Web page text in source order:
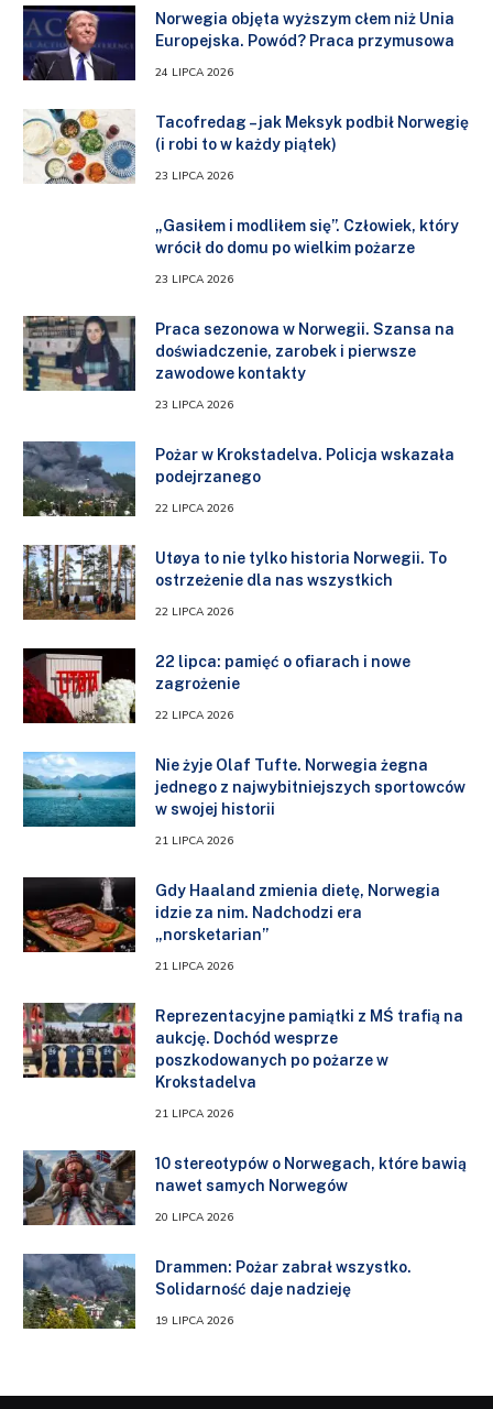
Norwegia objęta wyższym cłem niż Unia
Europejska. Powód? Praca przymusowa
24 LIPCA 2026
Tacofredag – jak Meksyk podbił Norwegię
(i robi to w każdy piątek)
23 LIPCA 2026
„Gasiłem i modliłem się”. Człowiek, który
wrócił do domu po wielkim pożarze
23 LIPCA 2026
Praca sezonowa w Norwegii. Szansa na
doświadczenie, zarobek i pierwsze
zawodowe kontakty
23 LIPCA 2026
Pożar w Krokstadelva. Policja wskazała
podejrzanego
22 LIPCA 2026
Utøya to nie tylko historia Norwegii. To
ostrzeżenie dla nas wszystkich
22 LIPCA 2026
22 lipca: pamięć o ofiarach i nowe
zagrożenie
22 LIPCA 2026
Nie żyje Olaf Tufte. Norwegia żegna
jednego z najwybitniejszych sportowców
w swojej historii
21 LIPCA 2026
Gdy Haaland zmienia dietę, Norwegia
idzie za nim. Nadchodzi era
„norsketarian”
21 LIPCA 2026
Reprezentacyjne pamiątki z MŚ trafią na
aukcję. Dochód wesprze
poszkodowanych po pożarze w
Krokstadelva
21 LIPCA 2026
10 stereotypów o Norwegach, które bawią
nawet samych Norwegów
20 LIPCA 2026
Drammen: Pożar zabrał wszystko.
Solidarność daje nadzieję
19 LIPCA 2026